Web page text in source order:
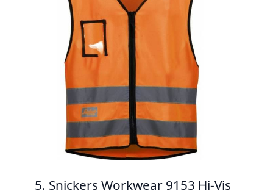
5. Snickers Workwear 9153 Hi-Vis